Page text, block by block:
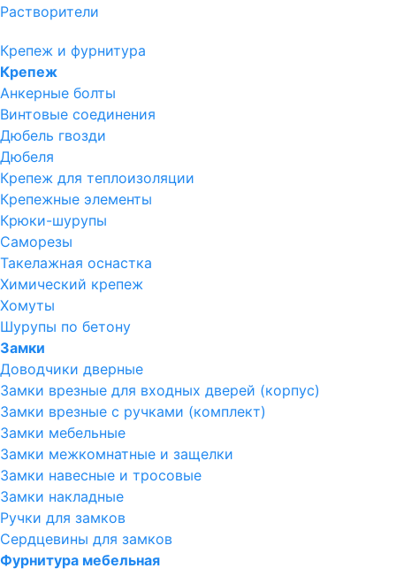
Растворители
Крепеж и фурнитура
Крепеж
Анкерные болты
Винтовые соединения
Дюбель гвозди
Дюбеля
Крепеж для теплоизоляции
Крепежные элементы
Крюки-шурупы
Саморезы
Такелажная оснастка
Химический крепеж
Хомуты
Шурупы по бетону
Замки
Доводчики дверные
Замки врезные для входных дверей (корпус)
Замки врезные с ручками (комплект)
Замки мебельные
Замки межкомнатные и защелки
Замки навесные и тросовые
Замки накладные
Ручки для замков
Сердцевины для замков
Фурнитура мебельная